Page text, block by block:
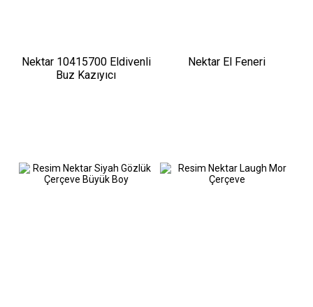
Nektar 10415700 Eldivenli
Buz Kazıyıcı
Nektar El Feneri